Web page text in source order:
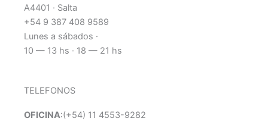
A4401 · Salta
+54 9 387 408 9589
Lunes a sábados ·
10 — 13 hs · 18 — 21 hs
TELEFONOS
OFICINA:(+54) 11 4553-9282